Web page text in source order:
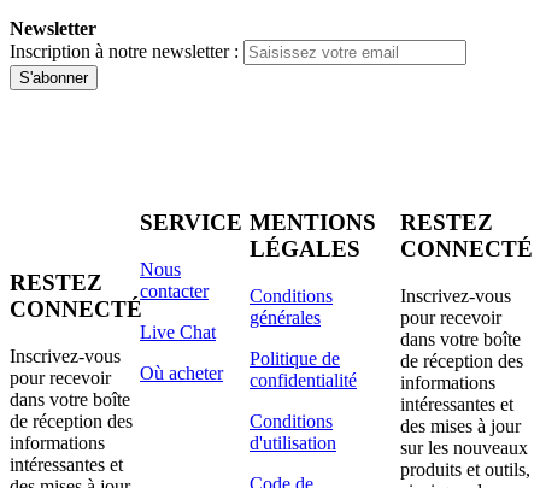
Newsletter
Inscription à notre newsletter :
S'abonner
RESTEZ
CONNECTÉ
Inscrivez-vous
pour recevoir
dans votre boîte
de réception des
informations
intéressantes et
SERVICE
Nous
contacter
Live Chat
Où acheter
MENTIONS
LÉGALES
Conditions
générales
Politique de
confidentialité
Conditions
d'utilisation
Code de
RESTEZ
CONNECTÉ
Inscrivez-vous
pour recevoir
dans votre boîte
de réception des
informations
intéressantes et
des mises à jour
sur les nouveaux
produits et outils,